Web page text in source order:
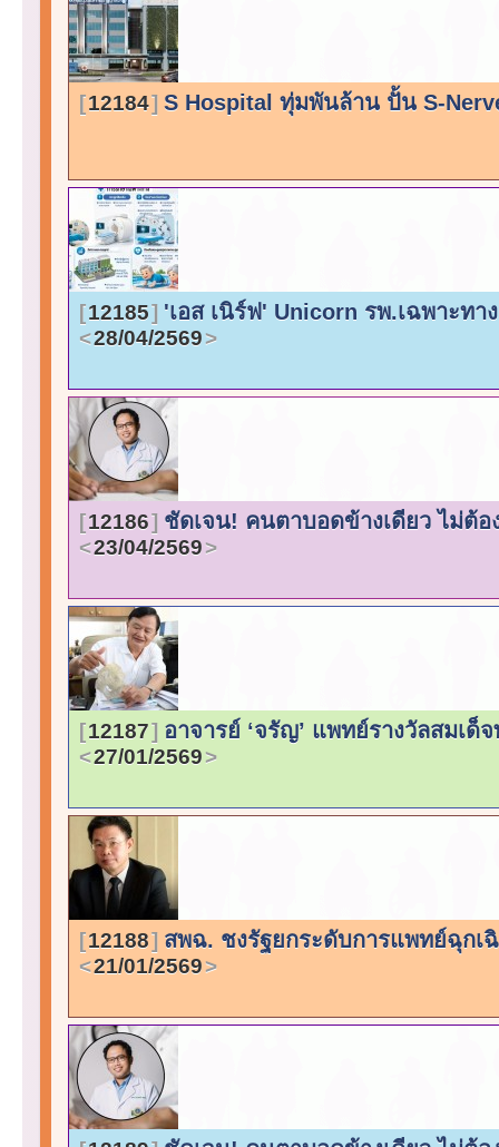
12184 S Hospital ทุ่มพันล้าน ปั้น S-
12185 'เอส เนิร์ฟ' Unicorn รพ.เฉพาะท
28/04/2569
12186 ชัดเจน! คนตาบอดข้างเดียว ไม่ต้
23/04/2569
12187 อาจารย์ ‘จรัญ’ แพทย์รางวัลสมเ
27/01/2569
12188 สพฉ. ชงรัฐยกระดับการแพทย์ฉุกเ
21/01/2569